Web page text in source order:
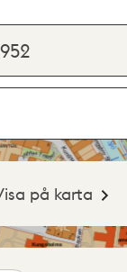
på karta